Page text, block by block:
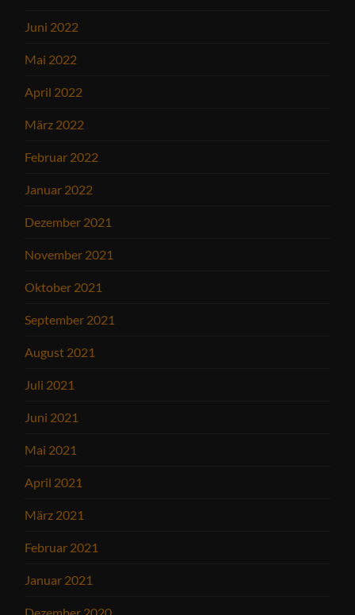
Juni 2022
Mai 2022
April 2022
März 2022
Februar 2022
Januar 2022
Dezember 2021
November 2021
Oktober 2021
September 2021
August 2021
Juli 2021
Juni 2021
Mai 2021
April 2021
März 2021
Februar 2021
Januar 2021
Dezember 2020